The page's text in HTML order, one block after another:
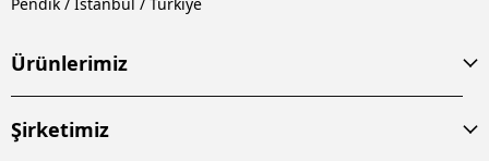
Ürünlerimiz
Şirketimiz